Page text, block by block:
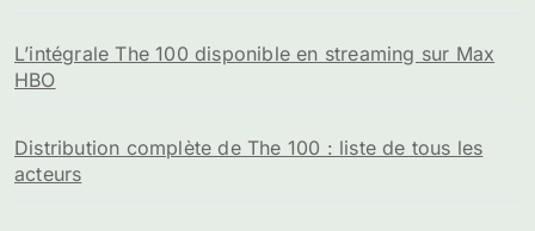
L’intégrale The 100 disponible en streaming sur Max
HBO
Distribution complète de The 100 : liste de tous les
acteurs